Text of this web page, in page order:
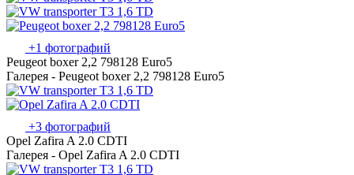
+1 фотографий
Peugeot boxer 2,2 798128 Euro5
Галерея - Peugeot boxer 2,2 798128 Euro5
+3 фотографий
Opel Zafira A 2.0 CDTI
Галерея - Opel Zafira A 2.0 CDTI